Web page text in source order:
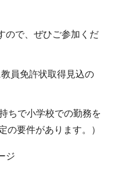
ので、ぜひご参加くだ
員免許状取得見込の
ちで小学校での勤務を
の要件があります。）
ジ